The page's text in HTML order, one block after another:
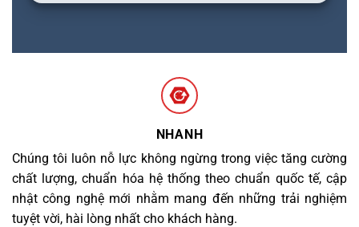
NHANH
Chúng tôi luôn nỗ lực không ngừng trong việc tăng cường
chất lượng, chuẩn hóa hệ thống theo chuẩn quốc tế, cập
nhật công nghệ mới nhằm mang đến những trải nghiệm
tuyệt vời, hài lòng nhất cho khách hàng.